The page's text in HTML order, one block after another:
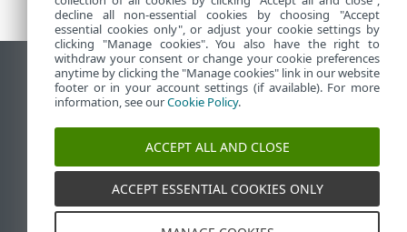
デスクトップサイトの表示
End of Life
ESETナレッジベース
ESETフォーラム
ESET Status Portal
地域サポート
decline all non-essential cookies by choosing "Accept
essential cookies only", or adjust your cookie settings by
clicking "Manage cookies". You also have the right to
withdraw your consent or change your cookie preferences
anytime by clicking the "Manage cookies" link in our website
footer or in your account settings (if available). For more
information, see ourCookie Policy.
ACCEPT ALL AND CLOSE
ACCEPT ESSENTIAL COOKIES ONLY